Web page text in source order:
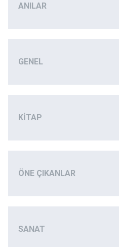
ANILAR
GENEL
KITAP
ÖNE ÇIKANLAR
SANAT